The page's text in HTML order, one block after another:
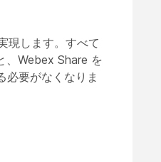
現します。すべて
、Webex Share を
必要がなくなりま